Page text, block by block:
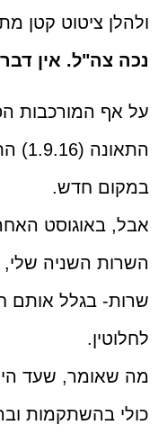
ולהלן ציטוט קטן
נכה צה"ל. אין
על אף המורכבות
במקום חדש.
אבל, באוגוסט
השרות השניה שלי,
שרות- בגלל אותם
לחלוטין.
מה שאומר, שעד
כולי בהשתקמות